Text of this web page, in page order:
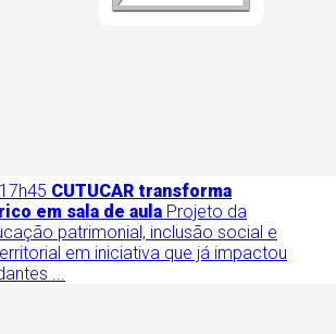
CUTUCAR transforma
em sala de aula Projeto da
patrimonial, inclusão social e
em iniciativa que já impactou
...